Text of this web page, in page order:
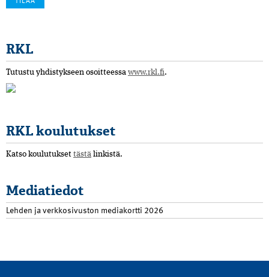
RKL
Tutustu yhdistykseen osoitteessa www.rkl.fi.
RKL koulutukset
Katso koulutukset tästä linkistä.
Mediatiedot
Lehden ja verkkosivuston mediakortti 2026